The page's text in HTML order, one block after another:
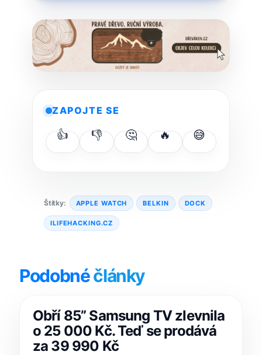
ZAPOJTE SE
👍 👎 🤔 🔥 😅
Štítky: APPLE WATCH BELKIN DOCK
ILIFEHACKING.CZ
Podobnéčlánky
Obří 85” Samsung TV zlevnila
o 25 000 Kč. Teď se prodává
za 39 990 Kč